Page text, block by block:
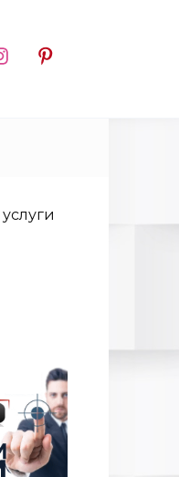
услуги